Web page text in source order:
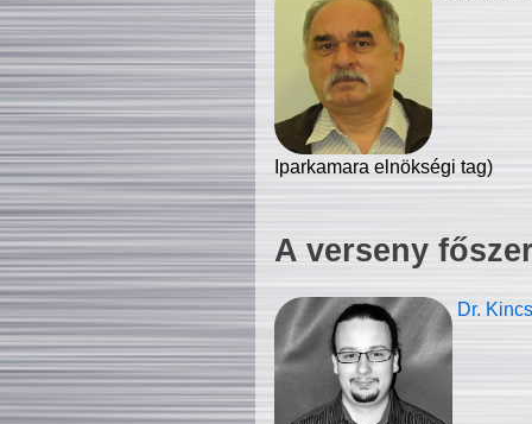
Iparkamara elnökségi tag)
A verseny
Dr.